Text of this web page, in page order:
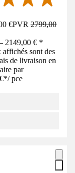
€PVR2799,00
2149,00 € *
affichés sont des
de livraison en
par
*/ pce